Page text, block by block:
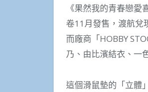
《果然我的青春戀
卷11月發售，渡航兌
而廠商「HOBBY
乃、由比濱結衣、一
這個滑鼠墊的「立體